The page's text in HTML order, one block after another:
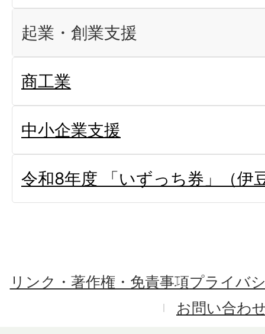
起業・創業支援
商工業
中小企業支援
令和8年度 「いずっち券」（伊
リンク・著作権・免責事項プライバ
お問い合わ